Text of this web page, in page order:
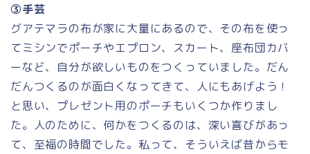
③手芸
グアテマラの布が家に大量にあるので、その布を使っ
てミシンでポーチやエプロン、スカート、座布団カバ
ーなど、自分が欲しいものをつくっていました。だん
だんつくるのが面白くなってきて、人にもあげよう！
と思い、プレゼント用のポーチもいくつか作りまし
た。人のために、何かをつくるのは、深い喜びがあっ
て、至福の時間でした。私って、そういえば昔からモ